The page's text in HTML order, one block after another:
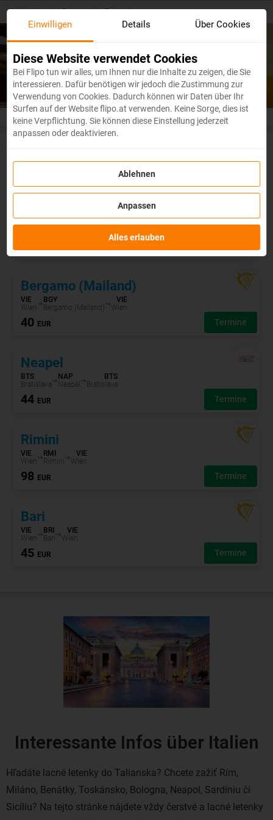
content
Startseite / Europa / Taliansko
Billige FlugticketsTaliansko
Die besten Flüge nach Italien
Interessante Infos über Italien
Hľadáte lacné letenky do Talianska? Chcete zažiť Rím,
Miláno, Benátky, Toskánsko, Bologna, Neapol, Sardíniu či
Sicíliu? Na tejto stránke nájdete vždy čerstvé a lacné letenky
Einwilligen Details Über Cookies
Diese Website verwendet Cookies
Bei Flipo tun wir alles, um Ihnen nur die Inhalte zu zeigen, die Sie
interessieren. Dafür benötigen wir jedoch die Zustimmung zur
Verwendung von Cookies. Dadurch können wir Daten über Ihr
Surfen auf der Website flipo.at verwenden. Keine Sorge, dies ist
keine Verpflichtung. Sie können diese Einstellung jederzeit
anpassen oder deaktivieren.
Ablehnen
Anpassen
Alles erlauben